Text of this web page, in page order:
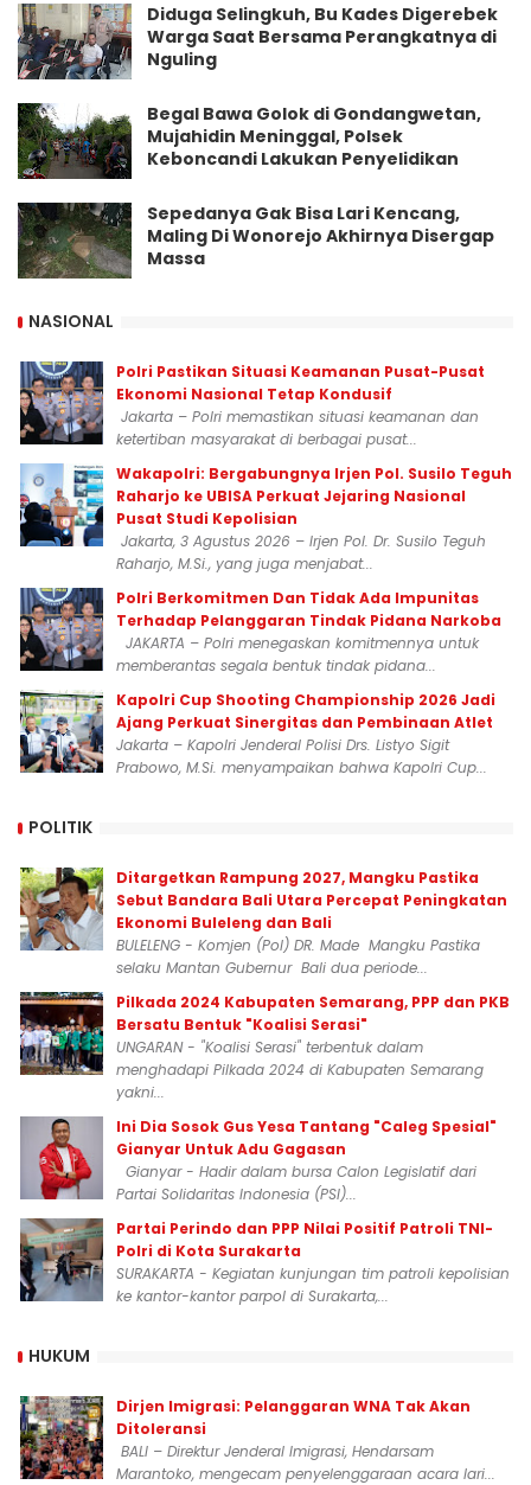
Diduga Selingkuh, Bu Kades Digerebek
Warga Saat Bersama Perangkatnya di
Nguling
Begal Bawa Golok di Gondangwetan,
Mujahidin Meninggal, Polsek
Keboncandi Lakukan Penyelidikan
Sepedanya Gak Bisa Lari Kencang,
Maling Di Wonorejo Akhirnya Disergap
Massa
NASIONAL
Polri Pastikan Situasi Keamanan Pusat-Pusat
Ekonomi Nasional Tetap Kondusif
Jakarta – Polri memastikan situasi keamanan dan
ketertiban masyarakat di berbagai pusat...
Wakapolri: Bergabungnya Irjen Pol. Susilo Teguh
Raharjo ke UBISA Perkuat Jejaring Nasional
Pusat Studi Kepolisian
Jakarta, 3 Agustus 2026 – Irjen Pol. Dr. Susilo Teguh
Raharjo, M.Si., yang juga menjabat...
Polri Berkomitmen Dan Tidak Ada Impunitas
Terhadap Pelanggaran Tindak Pidana Narkoba
JAKARTA – Polri menegaskan komitmennya untuk
memberantas segala bentuk tindak pidana...
Kapolri Cup Shooting Championship 2026 Jadi
Ajang Perkuat Sinergitas dan Pembinaan Atlet
Jakarta – Kapolri Jenderal Polisi Drs. Listyo Sigit
Prabowo, M.Si. menyampaikan bahwa Kapolri Cup...
POLITIK
Ditargetkan Rampung 2027, Mangku Pastika
Sebut Bandara Bali Utara Percepat Peningkatan
Ekonomi Buleleng dan Bali
BULELENG - Komjen (Pol) DR. Made Mangku Pastika
selaku Mantan Gubernur Bali dua periode...
Pilkada 2024 Kabupaten Semarang, PPP dan PKB
Bersatu Bentuk "Koalisi Serasi"
UNGARAN - "Koalisi Serasi" terbentuk dalam
menghadapi Pilkada 2024 di Kabupaten Semarang
yakni...
Ini Dia Sosok Gus Yesa Tantang "Caleg Spesial"
Gianyar Untuk Adu Gagasan
Gianyar - Hadir dalam bursa Calon Legislatif dari
Partai Solidaritas Indonesia (PSI)...
Partai Perindo dan PPP Nilai Positif Patroli TNI-
Polri di Kota Surakarta
SURAKARTA - Kegiatan kunjungan tim patroli kepolisian
ke kantor-kantor parpol di Surakarta,...
HUKUM
Dirjen Imigrasi: Pelanggaran WNA Tak Akan
Ditoleransi
BALI – Direktur Jenderal Imigrasi, Hendarsam
Marantoko, mengecam penyelenggaraan acara lari...